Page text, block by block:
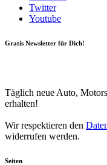
Twitter
Youtube
Gratis Newsletter für Dich!
Täglich neue Auto,
erhalten!
Wir respektieren den
widerrufen werden.
Seiten